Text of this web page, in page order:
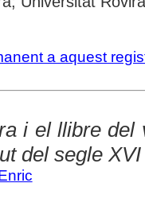
a aquest
i el llibre del
del segle XVI